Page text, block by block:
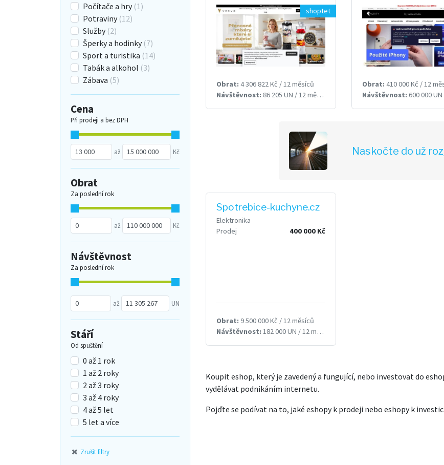
Počítače a hry (1)
Potraviny (12)
Služby (2)
Šperky a hodinky (7)
Sport a turistika (14)
Tabák a alkohol (3)
Zábava (5)
Cena
Při prodeji a bez DPH
až Kč
Obrat
Za poslední rok
až Kč
Návštěvnost
Za poslední rok
až UN
Stáří
Od spuštění
0 až 1 rok
1 až 2 roky
2 až 3 roky
3 až 4 roky
4 až 5 let
5 let a více
Zrušit filtry
shoptet
Obrat: 4 306 822 Kč / 12 měsíců
Návštěvnost: 86 205 UN / 12 měsíců
Obrat: 410 000 Kč / 12
Návštěvnost: 600 000 UN /
Naskočte do už
Spotrebice-kuchyne.cz
Elektronika
Prodej
400 000 Kč
Obrat: 9 500 000 Kč / 12 měsíců
Návštěvnost: 182 000 UN / 12 měsíců
Koupit eshop, který je zavedený a fungující, nebo investovat do
vydělávat podnikáním internetu.
Pojďte se podívat na to, jaké eshopy k prodeji nebo eshopy k